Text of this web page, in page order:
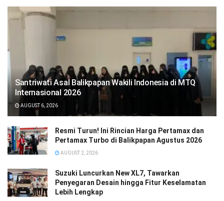
Santriwati Asal Balikpapan Wakili Indonesia di MTQ
Internasional 2026
AUGUST 6, 2026
Resmi Turun! Ini Rincian Harga Pertamax dan
Pertamax Turbo di Balikpapan Agustus 2026
AUGUST 2, 2026
Suzuki Luncurkan New XL7, Tawarkan
Penyegaran Desain hingga Fitur Keselamatan
Lebih Lengkap